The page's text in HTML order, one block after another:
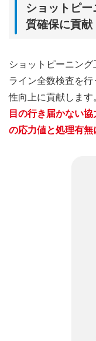
ショットピ
質確保に貢献
ショットピーニン
ライン全数検査を
性向上に貢献します
目の行き届かない
の応力値と処理有無